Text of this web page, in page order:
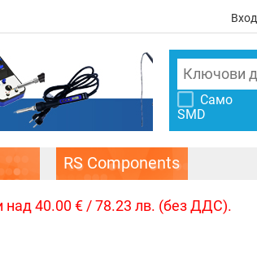
Само
SMD
RS Components
над 40.00 € / 78.23 лв. (без ДДС).